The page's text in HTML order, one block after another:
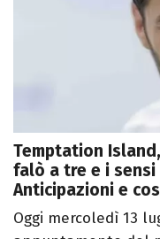
Temptation
falò a tre e i sensi
Anticipazioni e
Oggi mercoledì 13